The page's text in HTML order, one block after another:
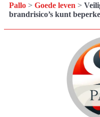
Pallo > Goede leven >
brandrisico’s kunt